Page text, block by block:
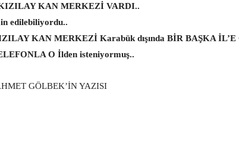
KAN MERKEZİ VARDI..
edilebiliyordu..
KAN MERKEZİ Karabük dışında BİR BAŞKA İL’E
O İlden isteniyormuş..
GÖLBEK’İN YAZISI